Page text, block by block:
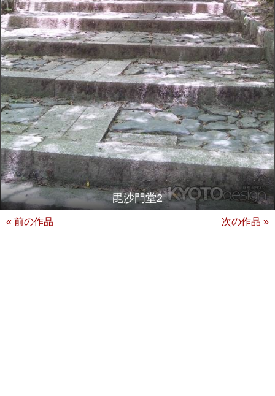
毘沙門堂2
« 前の作品 次の作品 »